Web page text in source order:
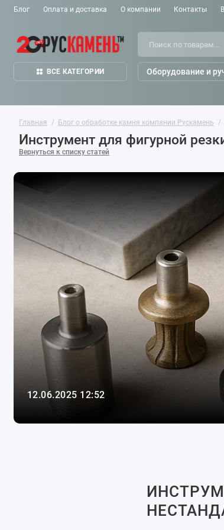
Блог Оплата и доставка О компании Контакты
ВСЕ КАТЕГОРИИ Оборудование и
Главная Блог о обработке камня компании Рускамень
Инструмент для фигурной
Вернуться к списку статей
12.06.2025 12:52